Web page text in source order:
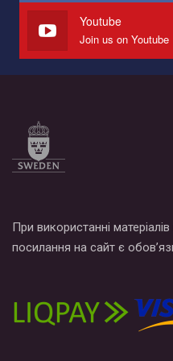
СОГИ в Украине.
Все, что вам нужно сделать
Youtube
Join us on Youtube
При використанні
посилання на сайт є